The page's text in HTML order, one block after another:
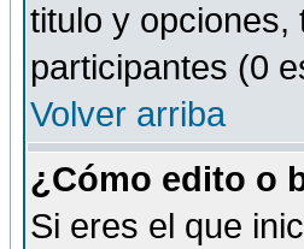
titulo y opciones,
participantes (0
Volver arriba
¿Cómo edito o
Si eres el que